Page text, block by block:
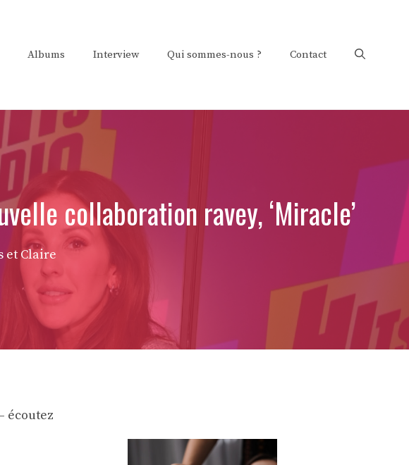
Albums Interview Qui sommes-nous ? Contact
collaboration ravey, ‘Miracle’
et Claire
écoutez